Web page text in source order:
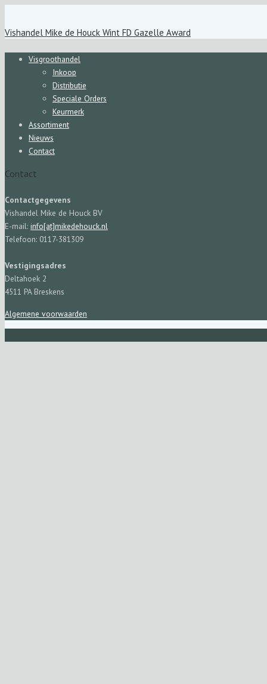
Vishandel Mike de Houck Wint FD Gazelle Award
Visgroothandel
Inkoop
Distributie
Speciale Orders
Keurmerk
Assortiment
Nieuws
Contact
Contact
Contactgegevens
Vishandel Mike de Houck BV
E-mail: info[at]mikedehouck.nl
Telefoon: 0117-381309
Vestigingsadres
Deltahoek 2
4511 PA Breskens
Algemene voorwaarden